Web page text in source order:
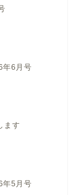
6月号
ます
5月号